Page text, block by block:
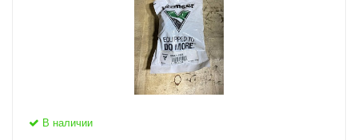
В наличии